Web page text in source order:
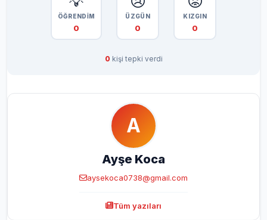
ÖĞRENDİM
0
ÜZGÜN
0
KIZGIN
0
0 kişi tepki verdi
A
Ayşe Koca
aysekoca0738@gmail.com
Tüm yazıları